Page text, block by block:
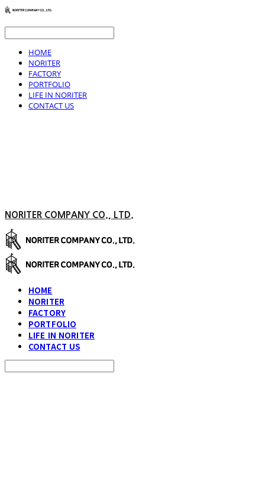
HOME
NORITER
FACTORY
PORTFOLIO
LIFE IN NORITER
CONTACT US
NORITER COMPANY CO., LTD.
HOME
NORITER
FACTORY
PORTFOLIO
LIFE IN NORITER
CONTACT US